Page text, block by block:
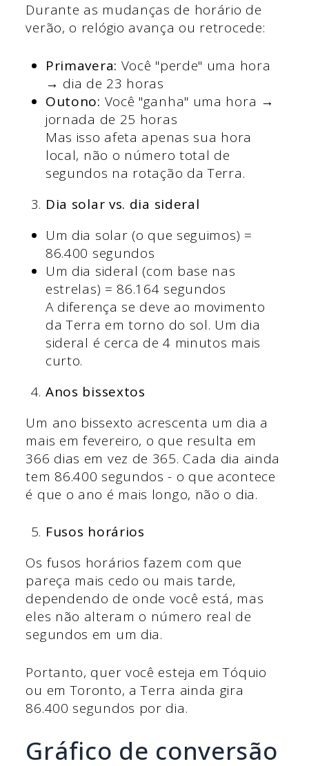
Durante as mudanças de horário de
verão, o relógio avança ou retrocede:
Primavera: Você "perde" uma hora
→ dia de 23 horas
Outono: Você "ganha" uma hora →
jornada de 25 horas
Mas isso afeta apenas sua hora
local, não o número total de
segundos na rotação da Terra.
Dia solar vs. dia sideral
Um dia solar (o que seguimos) =
86.400 segundos
Um dia sideral (com base nas
estrelas) = 86.164 segundos
A diferença se deve ao movimento
da Terra em torno do sol. Um dia
sideral é cerca de 4 minutos mais
curto.
Anos bissextos
Um ano bissexto acrescenta um dia a
mais em fevereiro, o que resulta em
366 dias em vez de 365. Cada dia ainda
tem 86.400 segundos - o que acontece
é que o ano é mais longo, não o dia.
Fusos horários
Os fusos horários fazem com que
pareça mais cedo ou mais tarde,
dependendo de onde você está, mas
eles não alteram o número real de
segundos em um dia.
Portanto, quer você esteja em Tóquio
ou em Toronto, a Terra ainda gira
86.400 segundos por dia.
Gráfico de conversão